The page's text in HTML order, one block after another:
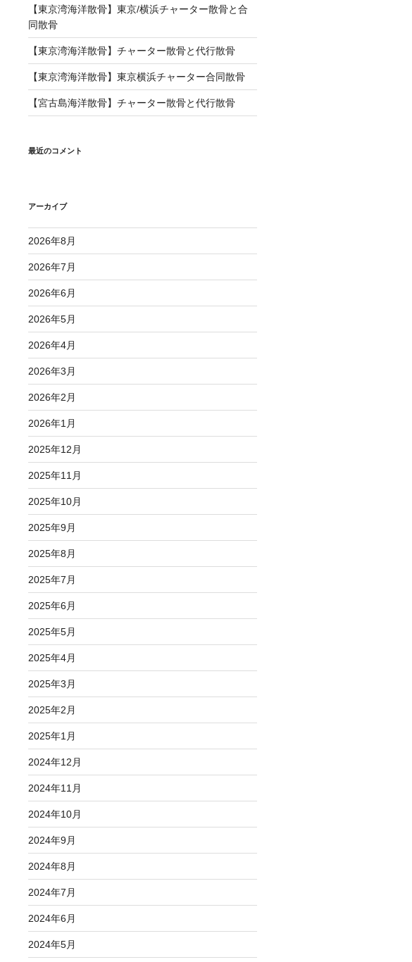
【東京湾海洋散骨】東京/横浜チャーター散骨と合
同散骨
【東京湾海洋散骨】チャーター散骨と代行散骨
【東京湾海洋散骨】東京横浜チャーター合同散骨
【宮古島海洋散骨】チャーター散骨と代行散骨
最近のコメント
アーカイブ
2026年8月
2026年7月
2026年6月
2026年5月
2026年4月
2026年3月
2026年2月
2026年1月
2025年12月
2025年11月
2025年10月
2025年9月
2025年8月
2025年7月
2025年6月
2025年5月
2025年4月
2025年3月
2025年2月
2025年1月
2024年12月
2024年11月
2024年10月
2024年9月
2024年8月
2024年7月
2024年6月
2024年5月